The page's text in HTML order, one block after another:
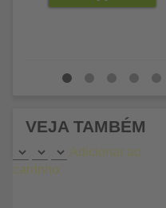
VEJA TAMBÉM
Adicionar ao
carrinho